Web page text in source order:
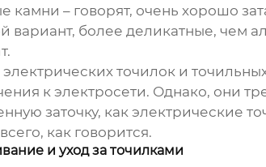
камни – говорят, очень хорошо
вариант, более деликатные, чем
точилок и
к электросети. Однако, они
заточку, как электрические
как говорится.
и уход за точилками